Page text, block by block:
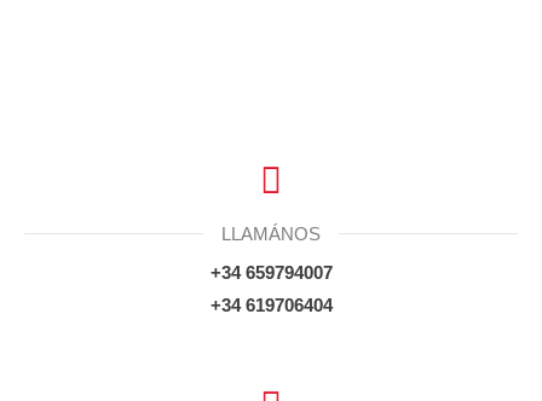
LLAMÁNOS
+34 659794007
+34 619706404